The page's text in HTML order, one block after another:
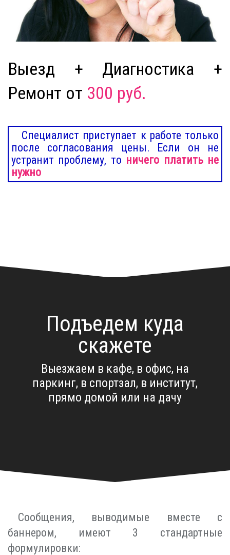
Выезд + Диагностика +
Ремонт от 300 руб.
Специалист приступает к работе только
после согласования цены. Если он не
устранит проблему, то ничего платить не
нужно
Подъедем куда
скажете
Выезжаем в кафе, в офис, на
паркинг, в спортзал, в институт,
прямо домой или на дачу
Сообщения, выводимые вместе с
баннером, имеют 3 стандартные
формулировки: